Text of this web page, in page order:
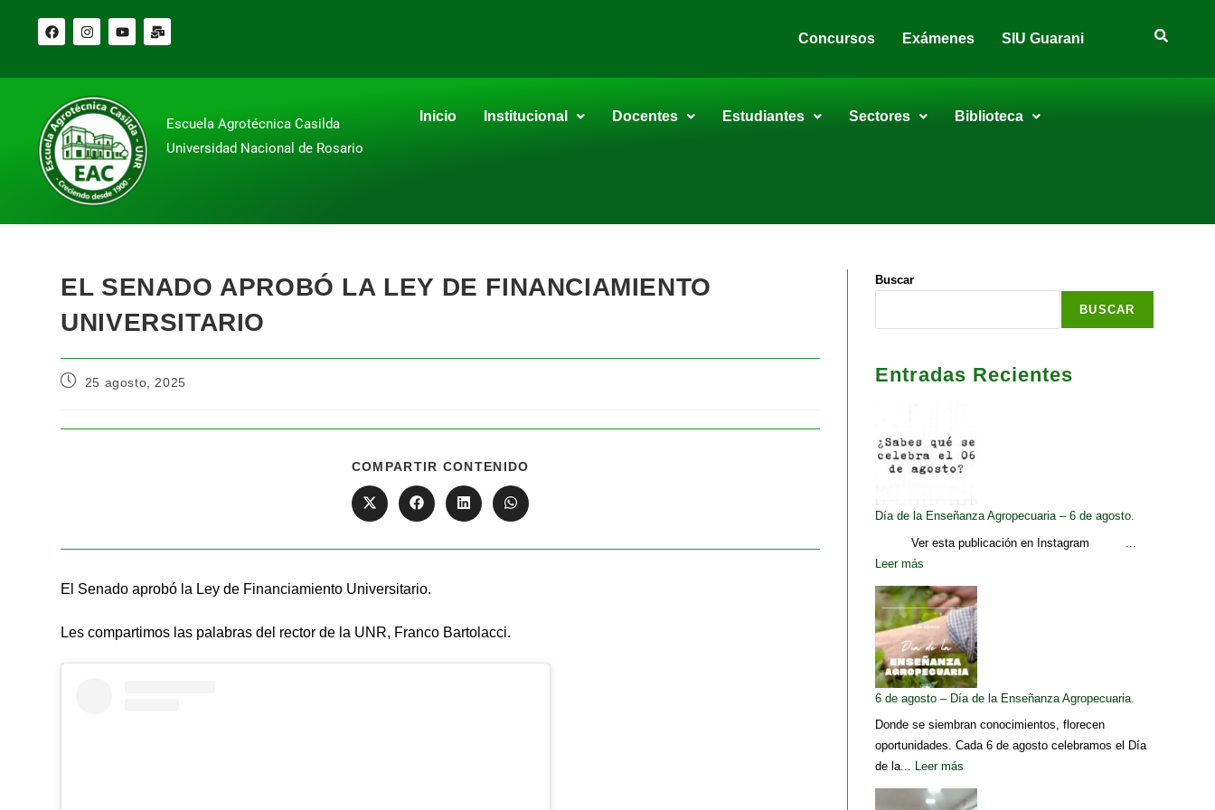
Concursos Exámenes SIU Guarani
Escuela Agrotécnica Casilda
Universidad Nacional de Rosario
Inicio Institucional Docentes Estudiantes Sectores Biblioteca
EL SENADO APROBÓ LA LEY DE FINANCIAMIENTO
UNIVERSITARIO
25 agosto, 2025
COMPARTIR CONTENIDO
El Senado aprobó la Ley de Financiamiento Universitario.
Les compartimos las palabras del rector de la UNR, Franco Bartolacci.
Buscar
BUSCAR
Entradas Recientes
Día de la Enseñanza Agropecuaria – 6 de agosto.
Ver esta publicación en Instagram ...
Leer más
6 de agosto – Día de la Enseñanza Agropecuaria.
Donde se siembran conocimientos, florecen
oportunidades. Cada 6 de agosto celebramos el Día
de la... Leer más